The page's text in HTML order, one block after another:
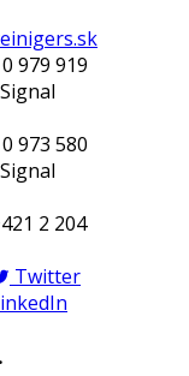
979 919
973 580
2 204
Twitter